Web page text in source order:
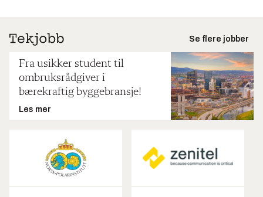
Se flere jobber
Fra usikker student til
ombruksrådgiver i
bærekraftig byggebransje!
Les mer